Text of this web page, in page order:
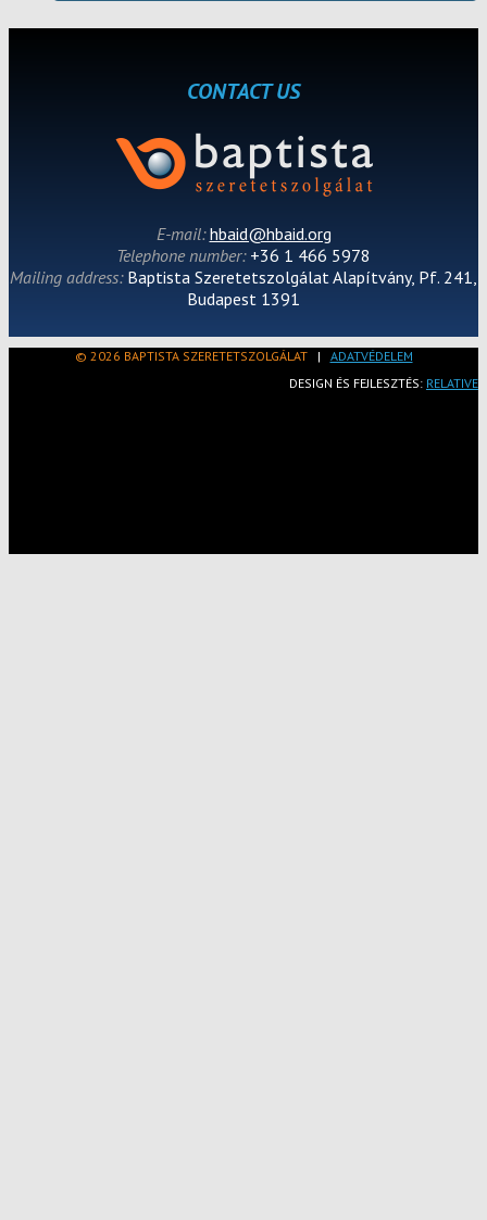
CONTACT US
E-mail:hbaid@hbaid.org
Telephone number: +36 1 466 5978
Mailing address: Baptista Szeretetszolgálat Alapítvány, Pf. 241,
Budapest 1391
© 2026 BAPTISTA SZERETETSZOLGÁLAT| ADATVÉDELEM
DESIGN ÉS FEJLESZTÉS: RELATIVE